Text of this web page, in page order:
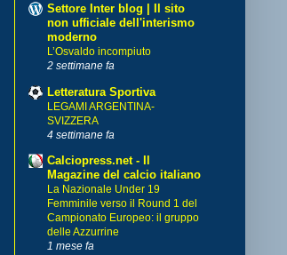
Settore Inter blog | Il sito
non ufficiale dell'interismo
moderno
L’Osvaldo incompiuto
2 settimane fa
Letteratura Sportiva
LEGAMI ARGENTINA-
SVIZZERA
4 settimane fa
Calciopress.net - Il
Magazine del calcio italiano
La Nazionale Under 19
Femminile verso il Round 1 del
Campionato Europeo: il gruppo
delle Azzurrine
1 mese fa